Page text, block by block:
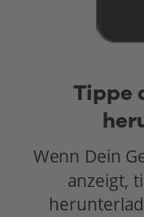
Tippe
Wenn Dein
anzeigt,